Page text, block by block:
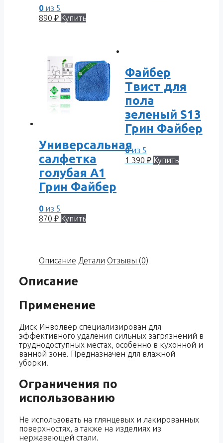
0 из 5
890 ₽ Купить
Универсальная
салфетка
голубая A1
Грин Файбер
0 из 5
870 ₽ Купить
Файбер
Твист для
пола
зеленый S13
Грин Файбер
0из 5
1 390 ₽ Купить
Описание Детали Отзывы (0)
Описание
Применение
Диск Инволвер специализирован для
эффективного удаления сильных загрязнений в
труднодоступных местах, особенно в кухонной и
ванной зоне. Предназначен для влажной
уборки.
Ограничения по
использованию
Не использовать на глянцевых и лакированных
поверхностях, а также на изделиях из
нержавеющей стали.